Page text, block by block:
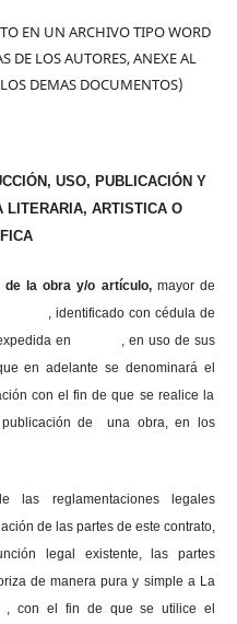
EN UN ARCHIVO TIPO WORD
DE LOS AUTORES, ANEXE AL
DEMAS DOCUMENTOS)
USO, PUBLICACIÓN Y
LITERARIA, ARTISTICA O
de la obra y/o artículo, mayor de
identificado con cédula de
en , en uso de sus
en adelante se denominará el
con el fin de que se realice la
publicación de una obra, en los
las reglamentaciones legales
de las partes de este contrato,
legal existente, las partes
de manera pura y simple a La
, con el fin de que se utilice el